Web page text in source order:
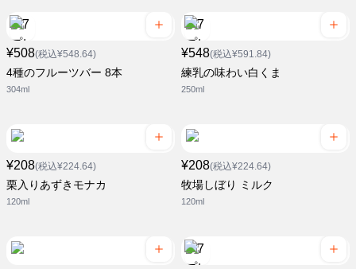
¥508(税込¥548.64)
4種のフルーツバー 8本
304ml
¥548(税込¥591.84)
練乳の味わい白くま
250ml
¥208(税込¥224.64)
栗入りあずきモナカ
120ml
¥208(税込¥224.64)
牧場しぼり ミルク
120ml